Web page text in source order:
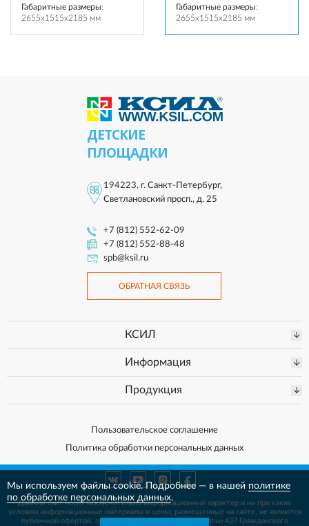
Габаритные размеры:
2655x1515x2185 мм
Габаритные размеры:
2655x1515x2185 мм
ДЕТСКИЕ
ПЛОЩАДКИ
194223, г. Санкт-Петербург,
Светлановский просп., д. 25
+7 (812) 552-62-09
+7 (812) 552-88-48
spb@ksil.ru
ОБРАТНАЯ СВЯЗЬ
КСИЛ
Информация
Продукция
Пользовательское соглашение
Политика обработки персональных данных
Данный сайт носит исключительно информационный характер и ни при каких
условиях информационные материалы и цены, размещенные на сайте, неявляются
публичной офертой, определяемой положениями Статьи 437 Гражданского
Мы используем файлы cookie. Подробнее — в нашей политике
по обработке персональных данных.